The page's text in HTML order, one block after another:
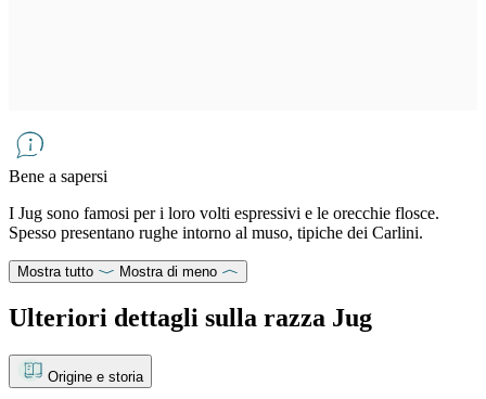
Bene a sapersi
I Jug sono famosi per i loro volti espressivi e le orecchie flosce.
Spesso presentano rughe intorno al muso, tipiche dei Carlini.
Mostra tutto Mostra di meno
Ulteriori dettagli sulla razza Jug
Origine e storia